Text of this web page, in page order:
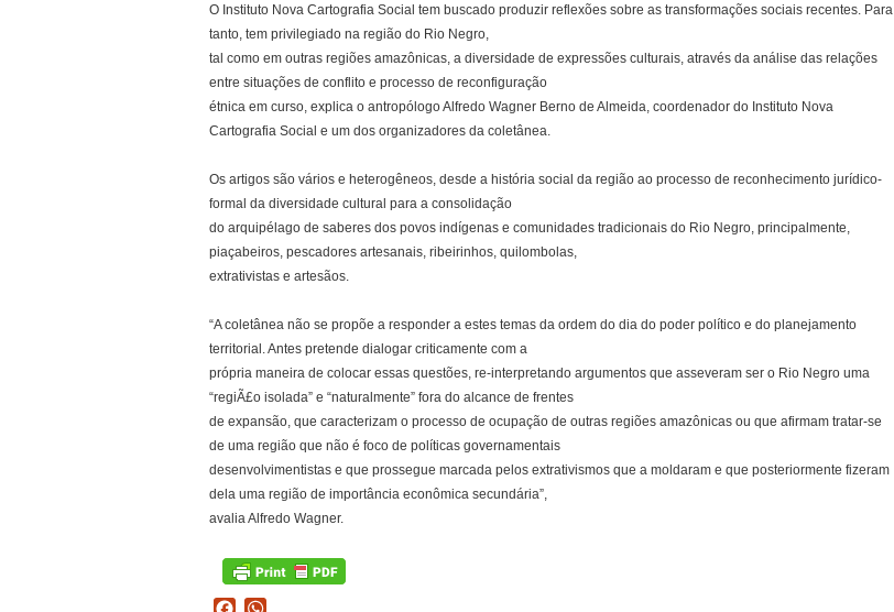
O Instituto Nova Cartografia Social tem buscado produzir reflexões sobre as transformações sociais recentes. Para
tanto, tem privilegiado na região do Rio Negro,
tal como em outras regiões amazônicas, a diversidade de expressões culturais, através da análise das relações
entre situações de conflito e processo de reconfiguração
étnica em curso, explica o antropólogo Alfredo Wagner Berno de Almeida, coordenador do Instituto Nova
Cartografia Social e um dos organizadores da coletânea.
Os artigos são vários e heterogêneos, desde a história social da região ao processo de reconhecimento jurídico-
formal da diversidade cultural para a consolidação
do arquipélago de saberes dos povos indígenas e comunidades tradicionais do Rio Negro, principalmente,
piaçabeiros, pescadores artesanais, ribeirinhos, quilombolas,
extrativistas e artesãos.
“A coletânea não se propõe a responder a estes temas da ordem do dia do poder político e do planejamento
territorial. Antes pretende dialogar criticamente com a
própria maneira de colocar essas questões, re-interpretando argumentos que asseveram ser o Rio Negro uma
“regiÃ£o isolada” e “naturalmente” fora do alcance de frentes
de expansão, que caracterizam o processo de ocupação de outras regiões amazônicas ou que afirmam tratar-se
de uma região que não é foco de políticas governamentais
desenvolvimentistas e que prossegue marcada pelos extrativismos que a moldaram e que posteriormente fizeram
dela uma região de importância econômica secundária”,
avalia Alfredo Wagner.